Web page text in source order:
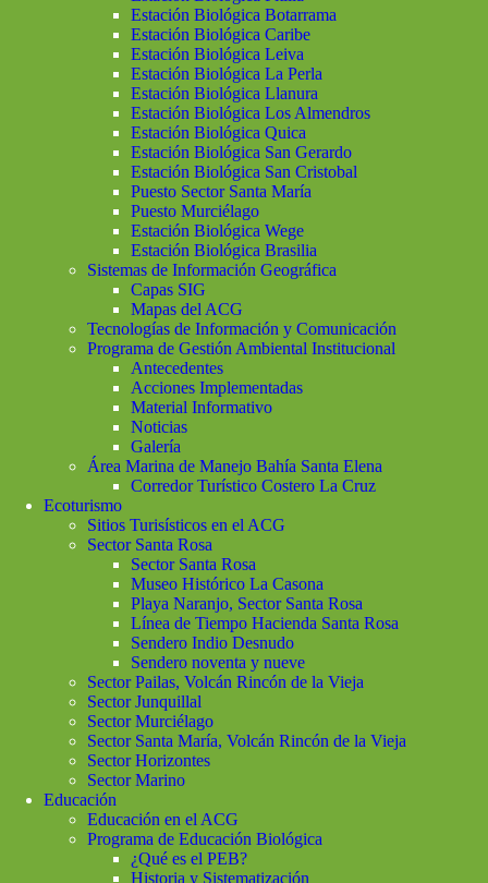
Estación Biológica Botarrama
Estación Biológica Caribe
Estación Biológica Leiva
Estación Biológica La Perla
Estación Biológica Llanura
Estación Biológica Los Almendros
Estación Biológica Quica
Estación Biológica San Gerardo
Estación Biológica San Cristobal
Puesto Sector Santa María
Puesto Murciélago
Estación Biológica Wege
Estación Biológica Brasilia
Sistemas de Información Geográfica
Capas SIG
Mapas del ACG
Tecnologías de Información y Comunicación
Programa de Gestión Ambiental Institucional
Antecedentes
Acciones Implementadas
Material Informativo
Noticias
Galería
Área Marina de Manejo Bahía Santa Elena
Corredor Turístico Costero La Cruz
Ecoturismo
Sitios Turisísticos en el ACG
Sector Santa Rosa
Sector Santa Rosa
Museo Histórico La Casona
Playa Naranjo, Sector Santa Rosa
Línea de Tiempo Hacienda Santa Rosa
Sendero Indio Desnudo
Sendero noventa y nueve
Sector Pailas, Volcán Rincón de la Vieja
Sector Junquillal
Sector Murciélago
Sector Santa María, Volcán Rincón de la Vieja
Sector Horizontes
Sector Marino
Educación
Educación en el ACG
Programa de Educación Biológica
¿Qué es el PEB?
Historia y Sistematización